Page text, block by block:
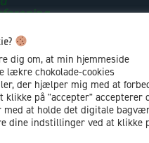
dig om, at min hjemmeside
lækre chokolade-cookies
der hjælper mig med at
klikke på "accepter" accepterer
at holde det digitale
dine indstillinger ved at klikke